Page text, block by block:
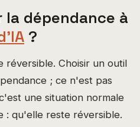
dépendance à
?
réversible. Choisir un outil
; ce n'est pas
une situation normale
: qu'elle reste réversible.